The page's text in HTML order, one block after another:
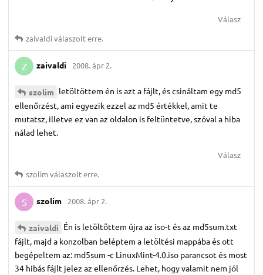
Válasz
zaivaldiválaszolt erre.
Z zaivaldi 2008. ápr 2.
szolim letöltöttem én is azt a fájlt, és csináltam egy md5
ellenőrzést, ami egyezik ezzel az md5 értékkel, amit te
mutatsz, illetve ez van az oldalon is feltüntetve, szóval a hiba
nálad lehet.
Válasz
szolimválaszolt erre.
S szolim 2008. ápr 2.
zaivaldi Én is letöltöttem újra az iso-t és az md5sum.txt
fájlt, majd a konzolban beléptem a letöltési mappába és ott
begépeltem az: md5sum -c LinuxMint-4.0.iso parancsot és most
34 hibás fájlt jelez az ellenőrzés. Lehet, hogy valamit nem jól